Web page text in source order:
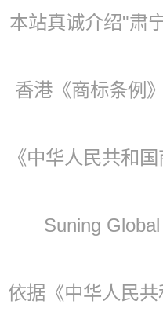
本站真诚介绍"肃
香港《商标条例
《中华人民共和
Suning
依据《中华人民